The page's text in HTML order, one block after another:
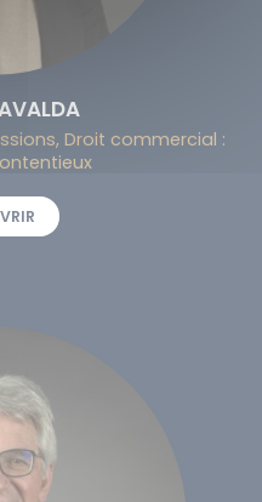
Droit commercial :